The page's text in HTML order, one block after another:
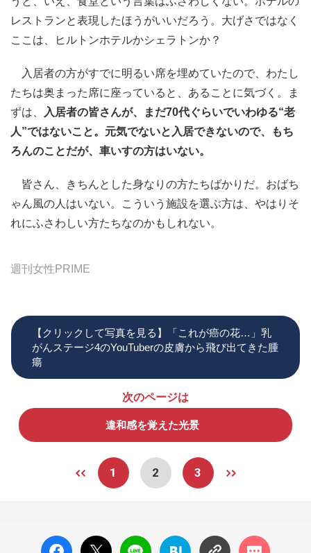
レストランと表現したほうがいいだろう。大げさではなく
ここは、ヒルトンホテルかシェラトンか？
入居者の方がすでに明るい席を埋めていたので、わたし
たちは奥まった席に座っていると、あることに気づく。ま
ずは、
入居者の皆さんが、まだ70代ぐらいでいわゆる“老
人”ではないこと。元気でないと入居できないので、もち
ろんのことだが、車いすの方はいない。
皆さん、きちんとした身なりの方たちばかりだ。おばち
ゃん風の人はいない。こういう施設を選ぶ方は、やはりそ
れにふさわしい方たちなのかもしれない。
週刊女性PRIME
【クリックして写真を見る】「これが癌の花…」乳
がんステージ4のYouTuberの皮膚から飛び出てきた腫
瘍
次のページは
違和感を覚えた光景
1 2 3
facebo
X ポス
LINE
はてな
コメン